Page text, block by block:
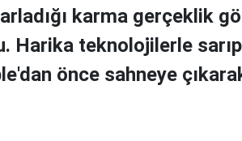
karma gerçeklik
Harika teknolojilerle sarıp
önce sahneye